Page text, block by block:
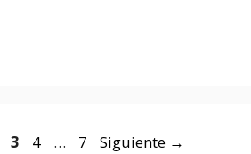
Página
3 Página
4 … Página
7 Siguiente →